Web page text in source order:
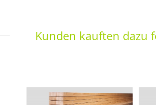
Kunden kauften dazu